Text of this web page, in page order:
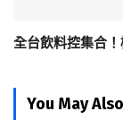
全台飲料控集合
You May